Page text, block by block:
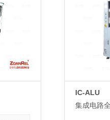
IC-ALU
集成电路